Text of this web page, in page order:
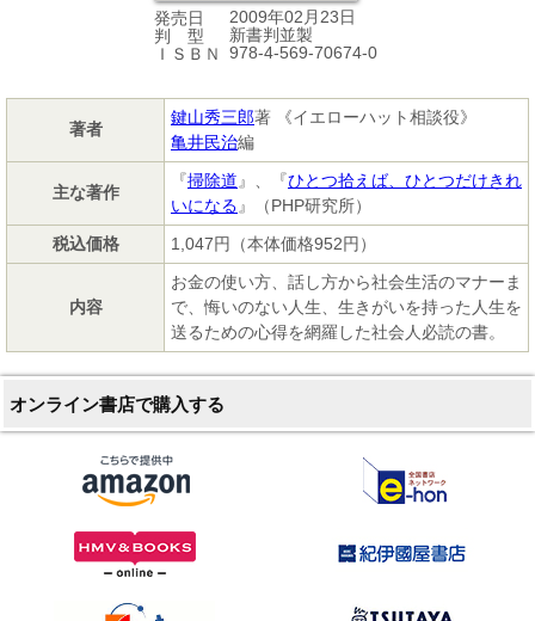
発売日
2009年02月23日
判 型
新書判並製
ＩＳＢＮ
978-4-569-70674-0
著者
鍵山秀三郎著 《イエローハット相談役》
亀井民治編
主な著作
『掃除道』、『ひとつ拾えば、ひとつだけきれ
いになる』（PHP研究所）
税込価格
1,047円（本体価格952円）
内容
お金の使い方、話し方から社会生活のマナーま
で、悔いのない人生、生きがいを持った人生を
送るための心得を網羅した社会人必読の書。
オンライン書店で購入する